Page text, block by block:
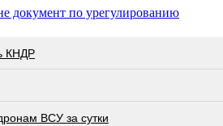
документ по урегулированию
КНДР
ВСУ за сутки